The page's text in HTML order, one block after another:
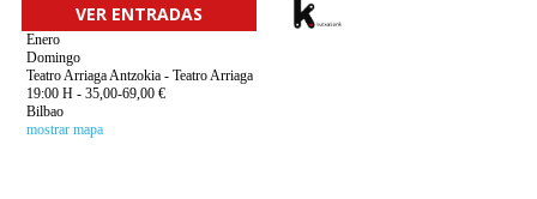
VER ENTRADAS
Enero
Domingo
Teatro Arriaga Antzokia - Teatro Arriaga
19:00 H - 35,00-69,00 €
Bilbao
mostrar mapa